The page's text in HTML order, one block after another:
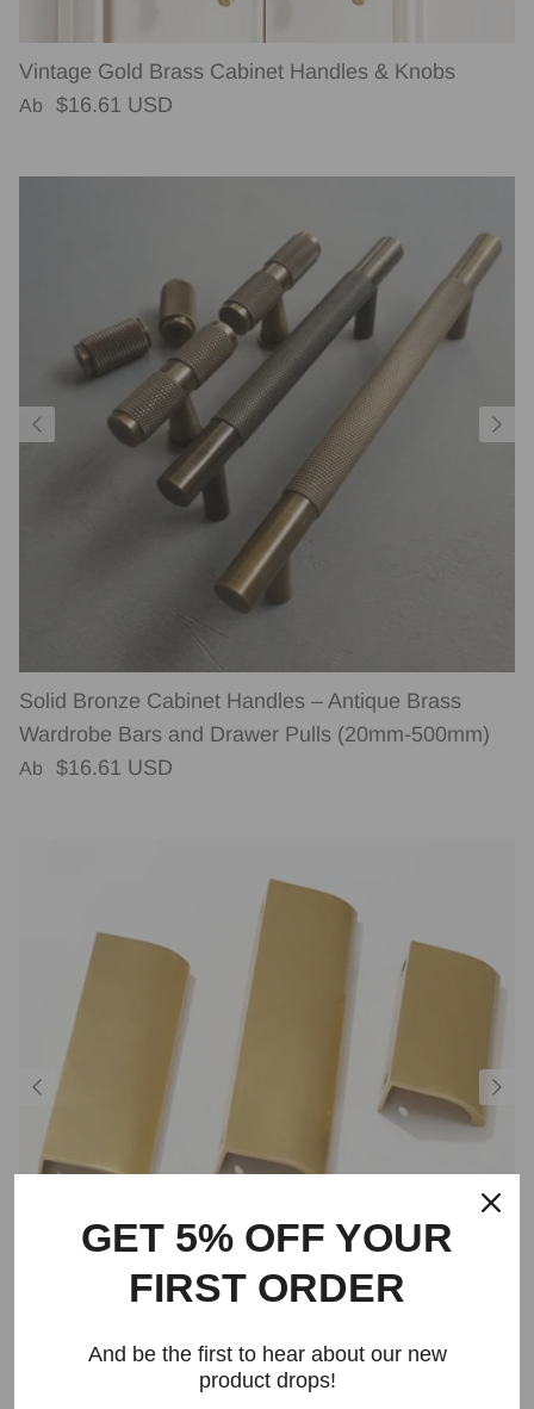
Vintage Gold Brass Cabinet Handles & Knobs
Normaler Preis
Ab $16.61 USD
Solid Bronze Cabinet Handles – Antique Brass
Wardrobe Bars and Drawer Pulls (20mm-500mm)
Normaler Preis
Ab $16.61 USD
Hidden Solid Brass Cabinet Pulls
GET 5% OFF YOUR
FIRST ORDER
And be the first to hear about our new
product drops!